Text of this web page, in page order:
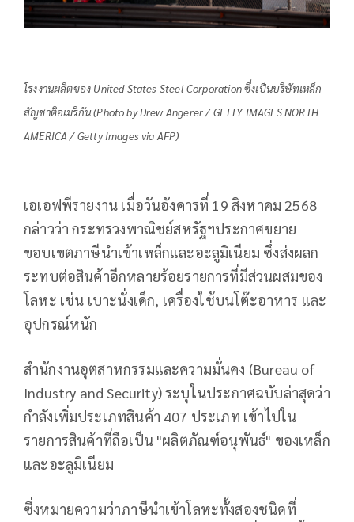
โรงงานผลิตของ United States Steel Corporation ซึ่งเป็นบริษัทเหล็ก
สัญชาติอเมริกัน (Photo by Drew Angerer / GETTY IMAGES NORTH
AMERICA / Getty Images via AFP)
เอเอฟพีรายงาน เมื่อวันอังคารที่ 19 สิงหาคม 2568
กล่าวว่า กระทรวงพาณิชย์สหรัฐฯประกาศขยาย
ขอบเขตภาษีนำเข้าเหล็กและอะลูมิเนียม ซึ่งส่งผลก
ระทบต่อสินค้าอีกหลายร้อยรายการที่มีส่วนผสมของ
โลหะ เช่น เบาะนั่งเด็ก, เครื่องใช้บนโต๊ะอาหาร และ
อุปกรณ์หนัก
สำนักงานอุตสาหกรรมและความมั่นคง (Bureau of
Industry and Security) ระบุในประกาศฉบับล่าสุดว่า
กำลังเพิ่มประเภทสินค้า 407 ประเภท เข้าไปใน
รายการสินค้าที่ถือเป็น "ผลิตภัณฑ์อนุพันธ์" ของเหล็ก
และอะลูมิเนียม
ซึ่งหมายความว่าภาษีนำเข้าโลหะทั้งสองชนิดที่